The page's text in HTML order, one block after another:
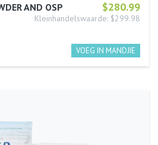
$280.99
AND OSP
Kleinhandelswaarde: $299.98